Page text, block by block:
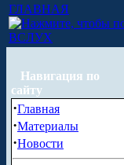
ГЛАВНАЯ
ВСЛУХ
Навигация по
сайту
·Главная
·Материалы
·Новости